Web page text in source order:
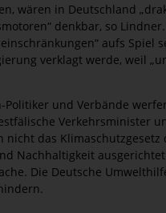
wären in Deutschland
denkbar, so
aufs Spiel
verklagt werde, weil
und Verbände
Verkehrsminister
das Klimaschutzgesetz
Nachhaltigkeit
Die Deutsche